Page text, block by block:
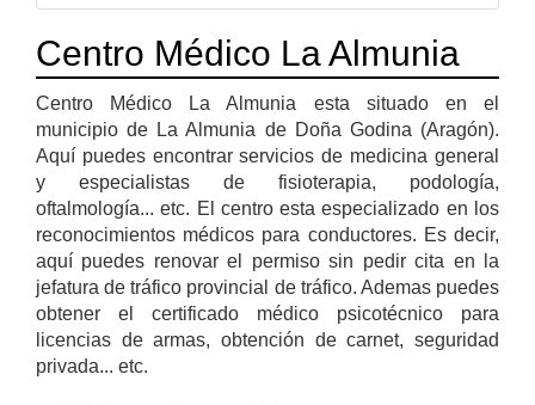
Centro Médico La Almunia
Centro Médico La Almunia esta situado en el
municipio de La Almunia de Doña Godina (Aragón).
Aquí puedes encontrar servicios de medicina general
y especialistas de fisioterapia, podología,
oftalmología... etc. El centro esta especializado en los
reconocimientos médicos para conductores. Es decir,
aquí puedes renovar el permiso sin pedir cita en la
jefatura de tráfico provincial de tráfico. Ademas puedes
obtener el certificado médico psicotécnico para
licencias de armas, obtención de carnet, seguridad
privada... etc.